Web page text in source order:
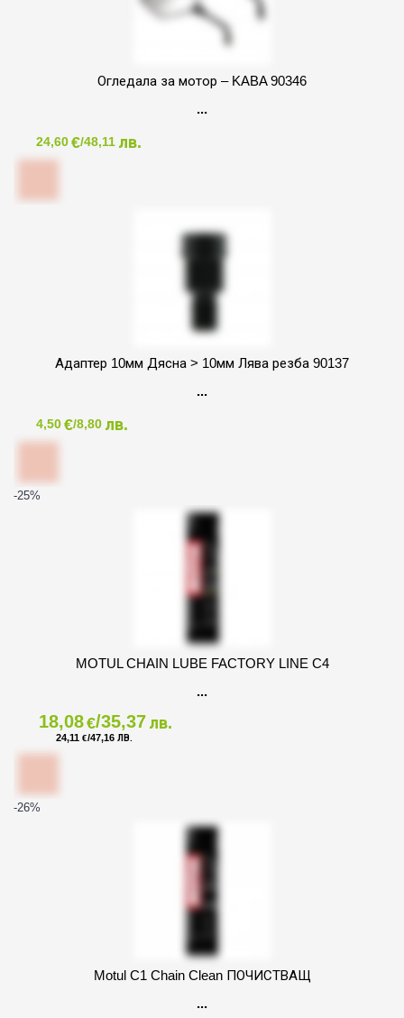
Огледала за мотор – KABA 90346
24,60€/48,11 лв.
Адаптер 10мм Дясна > 10мм Лява резба 90137
4,50€/8,80 лв.
-25%
MOTUL CHAIN LUBE FACTORY LINE C4
18,08€/35,37 лв.
24,11 €/47,16 ЛВ.
-26%
Motul C1 Chain Clean ПОЧИСТВАЩ